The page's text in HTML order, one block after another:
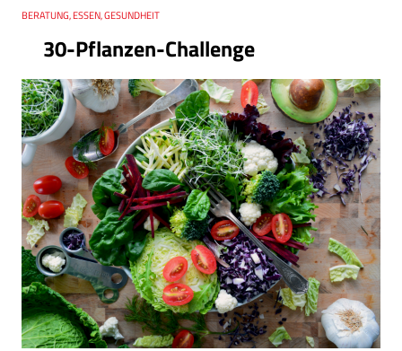
30-Pflanzen-Challenge
Thema
BERATUNG, ESSEN, GESUNDHEIT